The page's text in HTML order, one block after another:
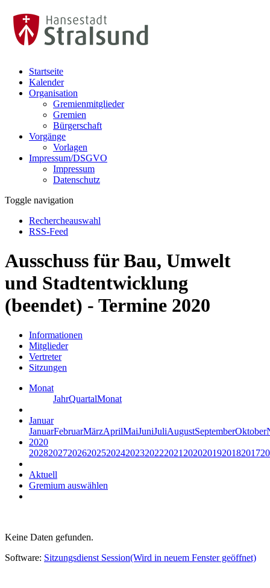
Startseite
Kalender
Organisation
Gremienmitglieder
Gremien
Bürgerschaft
Vorgänge
Vorlagen
Impressum/DSGVO
Impressum
Datenschutz
Toggle navigation
Rechercheauswahl
RSS-Feed
Ausschuss für Bau, Umwelt
und Stadtentwicklung
(beendet) - Termine 2020
Informationen
Mitglieder
Vertreter
Sitzungen
Monat
JahrQuartalMonat
Januar
JanuarFebruarMärzAprilMaiJuniJuliAugustSeptemberOktober
2020
20282027202620252024202320222021 2020201920182017
Aktuell
Gremium auswählen
Keine Daten gefunden.
Software: Sitzungsdienst Session(Wird in neuem Fenster geöffnet)